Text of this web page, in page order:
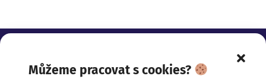
Můžeme pracovat s cookies?